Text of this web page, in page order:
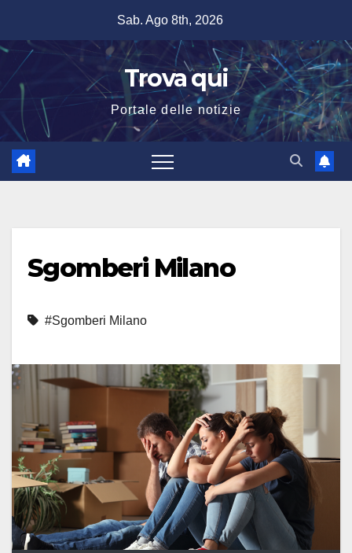
contenuto
Sab. Ago 8th, 2026
Trova qui
Portale delle notizie
Sgomberi Milano
#Sgomberi Milano